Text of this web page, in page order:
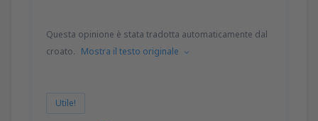
Questa opinione è stata tradotta automaticamente dal
croato. Mostra il testo originale
Utile!